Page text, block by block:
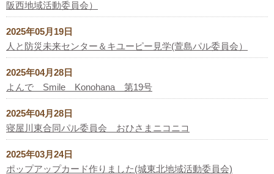
阪西地域活動委員会）
2025年05月19日
人と防災未来センター＆キユーピー見学(萱島パル委員会）
2025年04月28日
よんで Smile Konohana 第19号
2025年04月28日
寝屋川東合同パル委員会 おひさまニコニコ
2025年03月24日
ポップアップカード作りました(城東北地域活動委員会)